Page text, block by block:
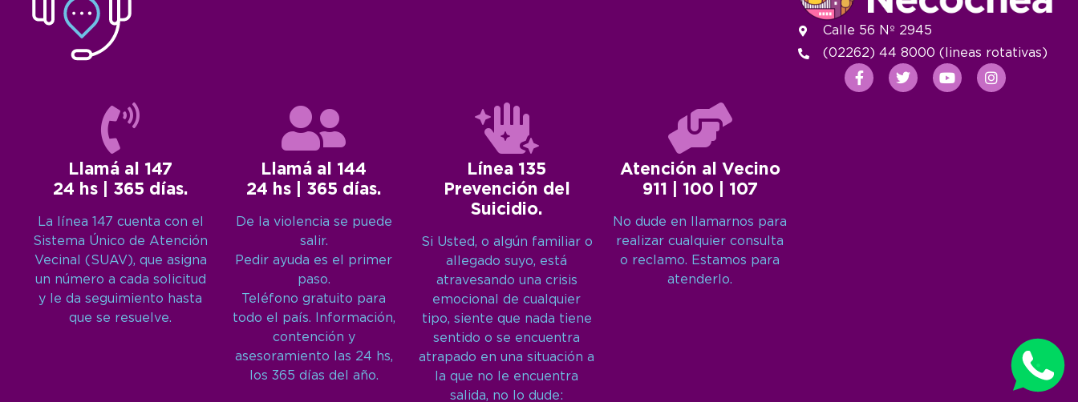
Llamá al 147
24 hs | 365 días.
La línea 147 cuenta con el
Sistema Único de Atención
Vecinal (SUAV), que asigna
un número a cada solicitud
y le da seguimiento hasta
que se resuelve.
Llamá al 144
24 hs | 365 días.
De la violencia se puede
salir.
Pedir ayuda es el primer
paso.
Teléfono gratuito para
todo el país. Información,
contención y
asesoramiento las 24 hs,
los 365 días del año.
Línea 135
Prevención del
Suicidio.
Si Usted, o algún familiar o
allegado suyo, está
atravesando una crisis
emocional de cualquier
tipo, siente que nada tiene
sentido o se encuentra
atrapado en una situación a
la que no le encuentra
salida, no lo dude:
Atención al Vecino
911 | 100 | 107
No dude en llamarnos para
realizar cualquier consulta
o reclamo. Estamos para
atenderlo.
Calle 56 Nº 2945
(02262) 44 8000 (lineas rotativas)